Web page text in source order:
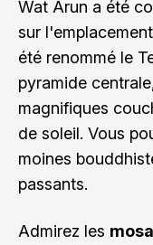
Wat Arun a été
sur
été renommé le
pyramide
magnifiques
de soleil. Vous
moines
passants.
Admirez les